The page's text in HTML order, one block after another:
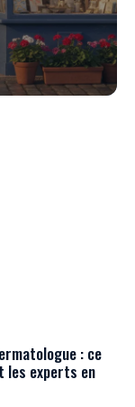
: ce
les experts en